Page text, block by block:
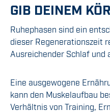
GIB DEINEM
Ruhephasen sind ein
dieser Regenerationszeit
Ausreichender Schlaf und
Eine ausgewogene
kann den Muskelaufbau
Verhältnis von Training,